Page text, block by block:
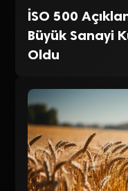
İSO 500
Büyük Sanayi
Oldu